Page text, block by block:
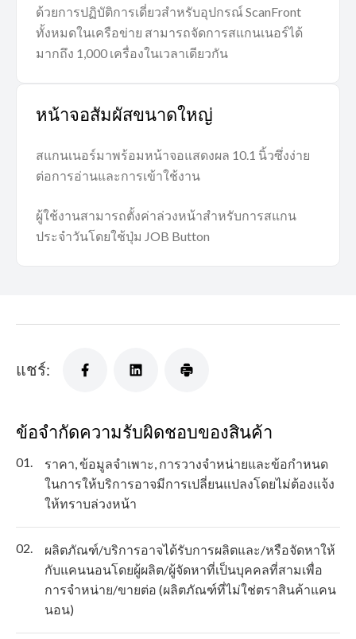
ด้วยการปฏิบัติการเดี่ยวสำหรับอุปกรณ์ ScanFront
ทั้งหมดในเครือข่าย สามารถจัดการสแกนเนอร์ได้
มากถึง 1,000 เครื่องในเวลาเดียวกัน
หน้าจอสัมผัสขนาดใหญ่
สแกนเนอร์มาพร้อมหน้าจอแสดงผล 10.1 นิ้วซึ่งง่าย
ต่อการอ่านและการเข้าใช้งาน
ผู้ใช้งานสามารถตั้งค่าล่วงหน้าสำหรับการสแกน
ประจำวันโดยใช้ปุ่ม JOB Button
แชร์:
ข้อจำกัดความรับผิดชอบของสินค้า
01.
ราคา, ข้อมูลจำเพาะ, การวางจำหน่ายและข้อกำหนด
ในการให้บริการอาจมีการเปลี่ยนแปลงโดยไม่ต้องแจ้ง
ให้ทราบล่วงหน้า
02.
ผลิตภัณฑ์/บริการอาจได้รับการผลิตและ/หรือจัดหาให้
กับแคนนอนโดยผู้ผลิต/ผู้จัดหาที่เป็นบุคคลที่สามเพื่อ
การจำหน่าย/ขายต่อ (ผลิตภัณฑ์ที่ไม่ใช่ตราสินค้าแคน
นอน)